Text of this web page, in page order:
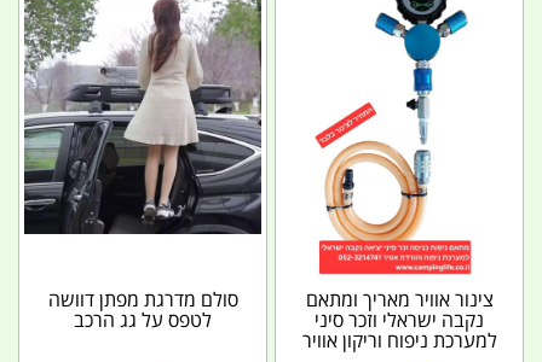
צינור אוויר מאריך ומתאם
נקבה ישראלי וזכר סיני
למערכת ניפוח וריקון אוויר
סולם מדרגת מפתן דוושה
לטפס על גג הרכב